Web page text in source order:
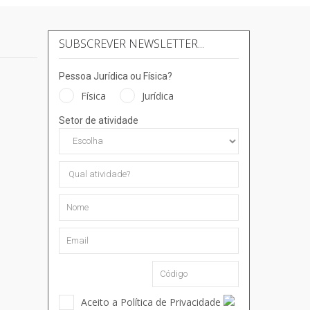
SUBSCREVER NEWSLETTER...
Pessoa Jurídica ou Física?
Física Jurídica
Setor de atividade
Aceito a Política de Privacidade